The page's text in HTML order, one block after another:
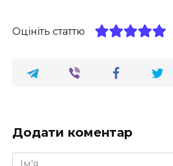
Оцініть статтю
Додати коментар
Ім'я